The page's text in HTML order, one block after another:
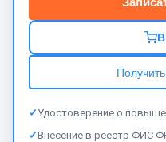
В
✓ Удостоверение о
✓Внесение в реестр ФИС